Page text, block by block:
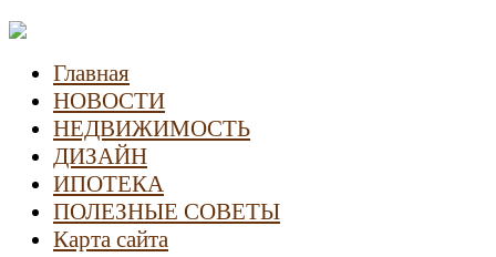
Главная
НОВОСТИ
НЕДВИЖИМОСТЬ
ДИЗАЙН
ИПОТЕКА
ПОЛЕЗНЫЕ СОВЕТЫ
Карта сайта